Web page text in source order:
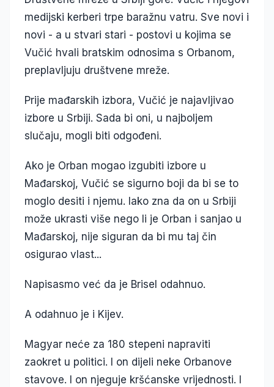
medijski kerberi trpe baražnu vatru. Sve novi i
novi - a u stvari stari - postovi u kojima se
Vučić hvali bratskim odnosima s Orbanom,
preplavljuju društvene mreže.
Prije mađarskih izbora, Vučić je najavljivao
izbore u Srbiji. Sada bi oni, u najboljem
slučaju, mogli biti odgođeni.
Ako je Orban mogao izgubiti izbore u
Mađarskoj, Vučić se sigurno boji da bi se to
moglo desiti i njemu. Iako zna da on u Srbiji
može ukrasti više nego li je Orban i sanjao u
Mađarskoj, nije siguran da bi mu taj čin
osigurao vlast...
Napisasmo već da je Brisel odahnuo.
A odahnuo je i Kijev.
Magyar neće za 180 stepeni napraviti
zaokret u politici. I on dijeli neke Orbanove
stavove. I on njeguje kršćanske vrijednosti. I